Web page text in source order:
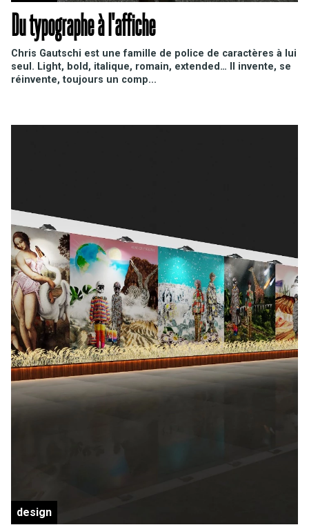
Du typographe à l'affiche
Chris Gautschi est une famille de police de caractères à lui
seul. Light, bold, italique, romain, extended… Il invente, se
réinvente, toujours un comp...
design